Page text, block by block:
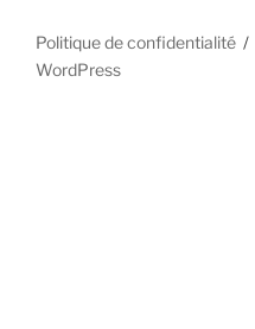
Politique de confidentialité
WordPress